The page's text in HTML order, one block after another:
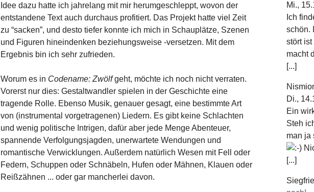
Idee dazu hatte ich jahrelang mit mir herumgeschleppt, wovon der
entstandene Text auch durchaus profitiert. Das Projekt hatte viel Zeit
zu “sacken”, und desto tiefer konnte ich mich in Schauplätze, Szenen
und Figuren hineindenken beziehungsweise -versetzen. Mit dem
Ergebnis bin ich sehr zufrieden.
Worum es in Codename: Zwölfgeht, möchte ich noch nicht verraten.
Vorerst nur dies: Gestaltwandler spielen in der Geschichte eine
tragende Rolle. Ebenso Musik, genauer gesagt, eine bestimmte Art
von (instrumental vorgetragenen) Liedern. Es gibt keine Schlachten
und wenig politische Intrigen, dafür aber jede Menge Abenteuer,
spannende Verfolgungsjagden, unerwartete Wendungen und
romantische Verwicklungen. Außerdem natürlich Wesen mit Fell oder
Federn, Schuppen oder Schnäbeln, Hufen oder Mähnen, Klauen oder
Reißzähnen ... oder gar mancherlei davon.
Mi.,
Ich
schön.
stört
macht
[...]
Di.,
Ein
Steh
man ja
[...]